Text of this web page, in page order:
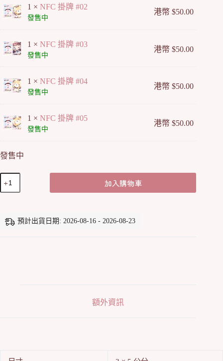
1 × NFC 掛牌 #02
發售中
港幣 $50.00
1 × NFC 掛牌 #03
發售中
港幣 $50.00
1 × NFC 掛牌 #04
發售中
港幣 $50.00
1 × NFC 掛牌 #05
發售中
港幣 $50.00
發售中
NFC
加入購物車
預計出貨日期: 2026-08-16 - 2026-08-23
額外資訊